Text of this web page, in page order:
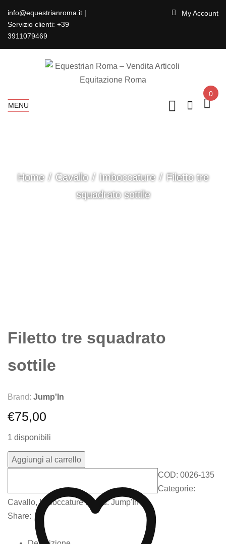
info@equestrianroma.it |
Servizio clienti: +39
3911079469
My Account
MENU
0
Home Cavallo Imboccature
Filetto tre
squadrato sottile
Filetto tre squadrato
sottile
Brand: Jump'In
€75,00
1 disponibili
Aggiungi al carrello
COD: 0026-135
Categorie:
Cavallo,Imboccature Brand:Jump'In
Share: